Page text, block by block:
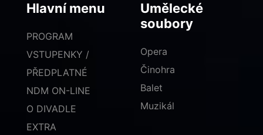
Hlavní menu
PROGRAM
VSTUPENKY /
PŘEDPLATNÉ
NDM ON-LINE
O DIVADLE
EXTRA
Umělecké
soubory
Opera
Činohra
Balet
Muzikál